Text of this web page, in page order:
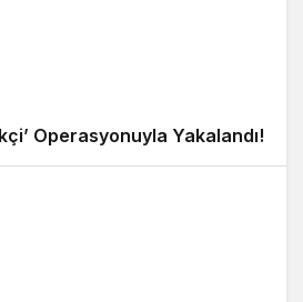
Operasyonuyla Yakalandı!